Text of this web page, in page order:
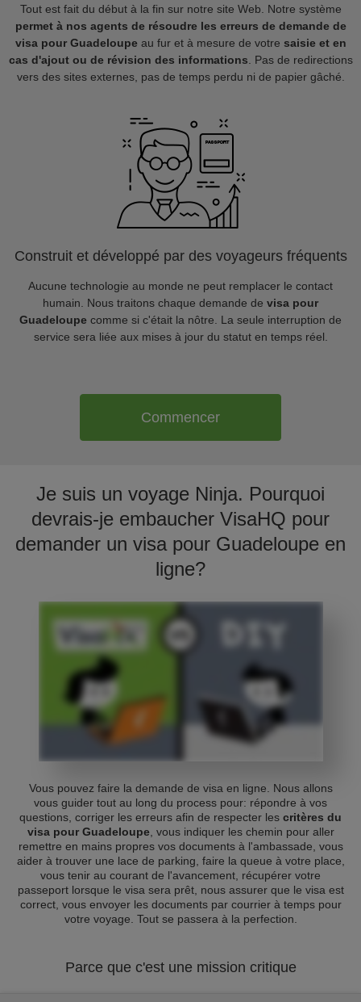
Tout est fait du début à la fin sur notre site Web. Notre système
permet à nos agents de résoudre les erreurs de demande de
visa pour Guadeloupe au fur et à mesure de votre saisie et en
cas d'ajout ou de révision des informations . Pas de redirections
vers des sites externes, pas de temps perdu ni de papier gâché.
Construit et développé par des voyageurs fréquents
Aucune technologie au monde ne peut remplacer le contact
humain. Nous traitons chaque demande de visa pour
Guadeloupe comme si c'était la nôtre. La seule interruption de
service sera liée aux mises à jour du statut en temps réel.
Commencer
Je suis un voyage Ninja. Pourquoi
devrais-je embaucher VisaHQ pour
demander un visa pour Guadeloupe en
ligne?
Vous pouvez faire la demande de visa en ligne. Nous allons
vous guider tout au long du process pour: répondre à vos
questions, corriger les erreurs afin de respecter les critères du
visa pour Guadeloupe, vous indiquer les chemin pour aller
remettre en mains propres vos documents à l'ambassade, vous
aider à trouver une lace de parking, faire la queue à votre place,
vous tenir au courant de l'avancement, récupérer votre
passeport lorsque le visa sera prêt, nous assurer que le visa est
correct, vous envoyer les documents par courrier à temps pour
votre voyage. Tout se passera à la perfection.
Parce que c'est une mission critique